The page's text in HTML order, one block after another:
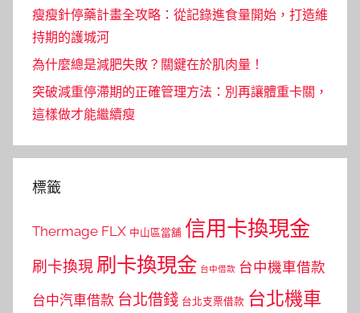
瘦瘦針停藥計畫全攻略：從記錄進食量開始，打造維
持期的護城河
為什麼總是減肥失敗？關鍵在於肌肉量！
突破減重停滯期的正確管理方法：別再讓體重卡關，
這樣做才能繼續瘦
標籤
Thermage FLX 中山區當舖 信用卡換現金
刷卡換現 刷卡換現金 台中借款 台中機車借款
台中汽車借款 台北借錢 台北支票借款 台北機車